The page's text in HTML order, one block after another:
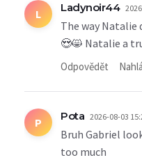
L Ladynoir44
The way Natalie
😍😸 Natalie a
Odpovědět
P Pota 2026-08-03
Bruh Gabriel
too much